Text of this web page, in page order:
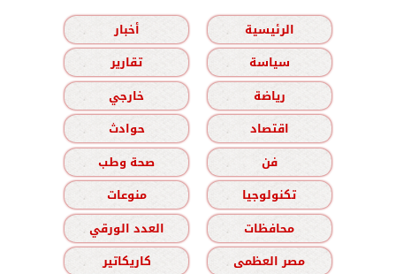
الرئيسية
أخبار
سياسة
تقارير
رياضة
خارجي
اقتصاد
حوادث
فن
صحة وطب
تكنولوجيا
منوعات
محافظات
العدد الورقي
مصر العظمى
كاريكاتير